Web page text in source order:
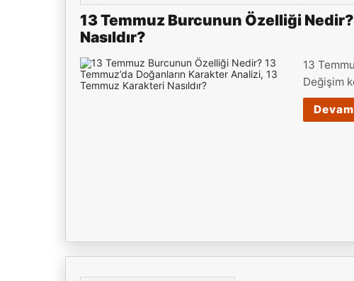
13 Temmuz Burcunun Özelliği
Nasıldır?
13
Değişim